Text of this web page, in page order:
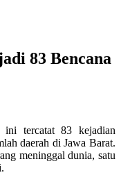
83 Bencana
ini tercatat 83 kejadian
daerah di Jawa Barat.
meninggal dunia, satu